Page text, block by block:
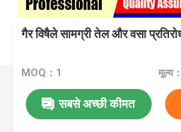
गैर विषैले सामग्री तेल और वसा
MOQ：1
सबसे अच्छी कीमत